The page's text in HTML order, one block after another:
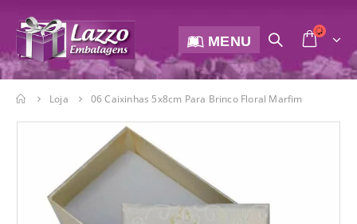
MENU
Loja 06 Caixinhas 5x8cm Para Brinco Floral Marfim